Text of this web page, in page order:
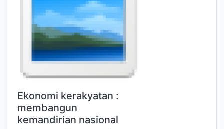
Ekonomi kerakyatan :
membangun
kemandirian nasional